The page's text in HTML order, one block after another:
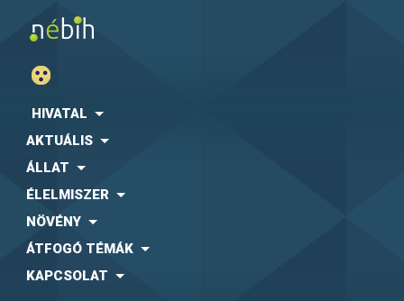
HIVATAL
AKTUÁLIS
ÁLLAT
ÉLELMISZER
NÖVÉNY
ÁTFOGÓ TÉMÁK
KAPCSOLAT